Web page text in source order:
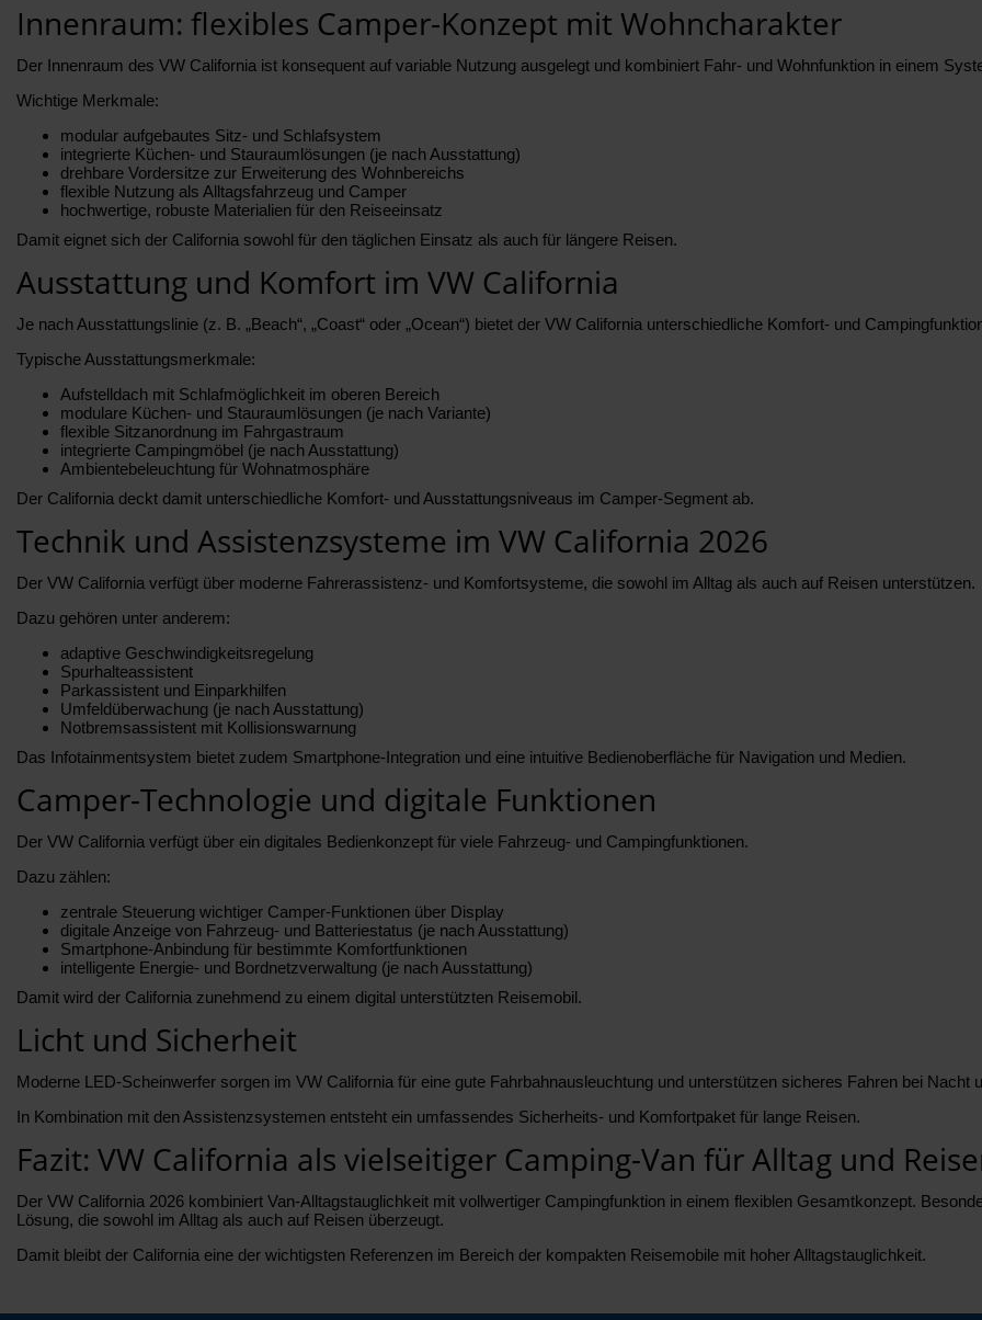
Innenraum: flexibles Camper-Konzept mit Wohncharakter
Der Innenraum des VW California ist konsequent auf variable Nutzung ausgelegt und kombiniert Fahr- und Wohnfunktion in einem
Wichtige Merkmale:
modular aufgebautes Sitz- und Schlafsystem
integrierte Küchen- und Stauraumlösungen (je nach Ausstattung)
drehbare Vordersitze zur Erweiterung des Wohnbereichs
flexible Nutzung als Alltagsfahrzeug und Camper
hochwertige, robuste Materialien für den Reiseeinsatz
Damit eignet sich der California sowohl für den täglichen Einsatz als auch für längere Reisen.
Ausstattung und Komfort im VW California
Je nach Ausstattungslinie (z. B. „Beach“, „Coast“ oder „Ocean“) bietet der VW California unterschiedliche Komfort- und
Typische Ausstattungsmerkmale:
Aufstelldach mit Schlafmöglichkeit im oberen Bereich
modulare Küchen- und Stauraumlösungen (je nach Variante)
flexible Sitzanordnung im Fahrgastraum
integrierte Campingmöbel (je nach Ausstattung)
Ambientebeleuchtung für Wohnatmosphäre
Der California deckt damit unterschiedliche Komfort- und Ausstattungsniveaus im Camper-Segment ab.
Technik und Assistenzsysteme im VW California 2026
Der VW California verfügt über moderne Fahrerassistenz- und Komfortsysteme, die sowohl im Alltag als auch auf Reisen unterstützen.
Dazu gehören unter anderem:
adaptive Geschwindigkeitsregelung
Spurhalteassistent
Parkassistent und Einparkhilfen
Umfeldüberwachung (je nach Ausstattung)
Notbremsassistent mit Kollisionswarnung
Das Infotainmentsystem bietet zudem Smartphone-Integration und eine intuitive Bedienoberfläche für Navigation und Medien.
Camper-Technologie und digitale Funktionen
Der VW California verfügt über ein digitales Bedienkonzept für viele Fahrzeug- und Campingfunktionen.
Dazu zählen:
zentrale Steuerung wichtiger Camper-Funktionen über Display
digitale Anzeige von Fahrzeug- und Batteriestatus (je nach Ausstattung)
Smartphone-Anbindung für bestimmte Komfortfunktionen
intelligente Energie- und Bordnetzverwaltung (je nach Ausstattung)
Damit wird der California zunehmend zu einem digital unterstützten Reisemobil.
Licht und Sicherheit
Moderne LED-Scheinwerfer sorgen im VW California für eine gute Fahrbahnausleuchtung und unterstützen sicheres Fahren bei Nacht
In Kombination mit den Assistenzsystemen entsteht ein umfassendes Sicherheits- und Komfortpaket für lange Reisen.
Fazit: VW California als vielseitiger Camping-Van für Alltag und
Der VW California 2026 kombiniert Van-Alltagstauglichkeit mit vollwertiger Campingfunktion in einem flexiblen Gesamtkonzept.
Lösung, die sowohl im Alltag als auch auf Reisen überzeugt.
Damit bleibt der California eine der wichtigsten Referenzen im Bereich der kompakten Reisemobile mit hoher Alltagstauglichkeit.